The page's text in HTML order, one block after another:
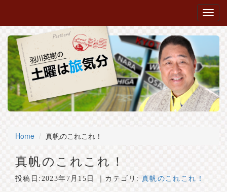
Home 真帆のこれこれ！
真帆のこれこれ！
投稿日: 2023年7月15日 ｜カテゴリ: 真帆のこれこれ！